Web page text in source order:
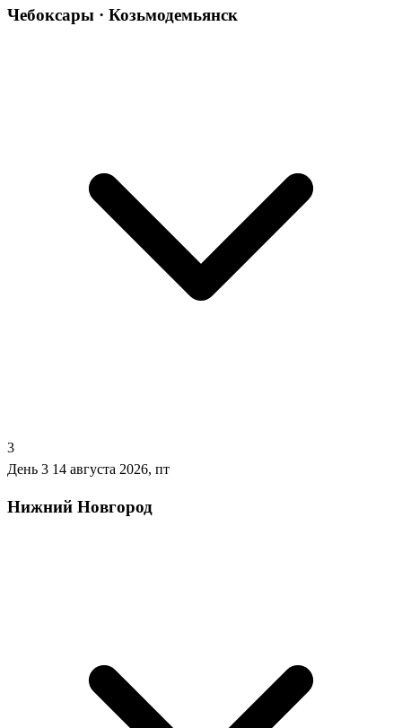
Чебоксары · Козьмодемьянск
3
День 3 14 августа 2026, пт
Нижний Новгород